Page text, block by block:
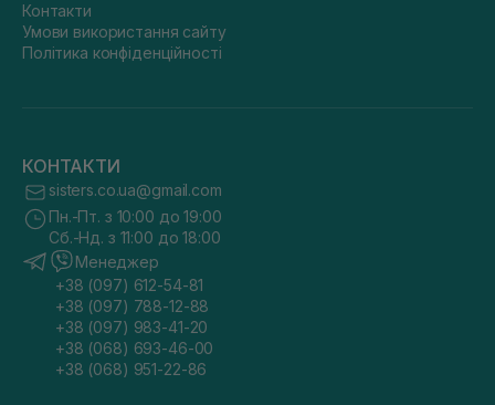
Контакти
Умови використання сайту
Політика конфіденційності
КОНТАКТИ
sisters.co.ua@gmail.com
Пн.-Пт. з 10:00 до 19:00
Сб.-Нд. з 11:00 до 18:00
Менеджер
+38 (097) 612-54-81
+38 (097) 788-12-88
+38 (097) 983-41-20
+38 (068) 693-46-00
+38 (068) 951-22-86